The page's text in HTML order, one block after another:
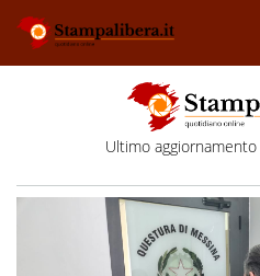
Ultimo aggiornamento